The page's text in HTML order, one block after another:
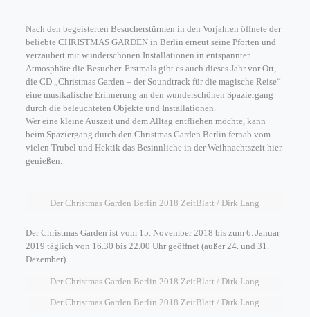
Nach den begeisterten Besucherstürmen in den Vorjahren öffnete der
beliebte CHRISTMAS GARDEN in Berlin erneut seine Pforten und
verzaubert mit wunderschönen Installationen in entspannter
Atmosphäre die Besucher. Erstmals gibt es auch dieses Jahr vor Ort,
die CD „Christmas Garden – der Soundtrack für die magische Reise“
eine musikalische Erinnerung an den wunderschönen Spaziergang
durch die beleuchteten Objekte und Installationen.
Wer eine kleine Auszeit und dem Alltag entfliehen möchte, kann
beim Spaziergang durch den Christmas Garden Berlin fernab vom
vielen Trubel und Hektik das Besinnliche in der Weihnachtszeit hier
genießen.
Der Christmas Garden Berlin 2018 ZeitBlatt / Dirk Lang
Der Christmas Garden ist vom 15. November 2018 bis zum 6. Januar
2019 täglich von 16.30 bis 22.00 Uhr geöffnet (außer 24. und 31.
Dezember).
Der Christmas Garden Berlin 2018 ZeitBlatt / Dirk Lang
Der Christmas Garden Berlin 2018 ZeitBlatt / Dirk Lang